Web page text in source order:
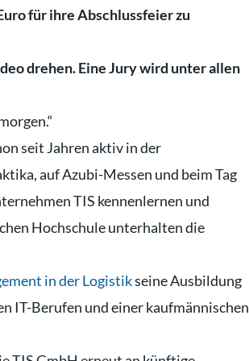
für ihre Abschlussfeier zu
drehen. Eine Jury wird unter allen
seit Jahren aktiv in der
auf Azubi-Messen und beim Tag
TIS kennenlernen und
Hochschule unterhalten die
in der Logistikseine Ausbildung
IT-Berufen und einer kaufmännischen